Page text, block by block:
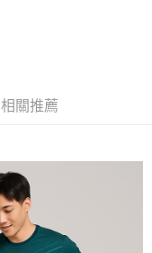
相關推薦